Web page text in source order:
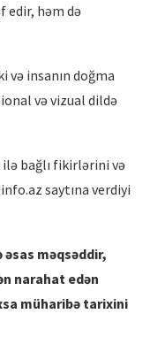
edir, həm də
və insanın doğma
və vizual dildə
bağlı fikirlərini və
saytına verdiyi
əsas məqsəddir,
n narahat edən
müharibə tarixini